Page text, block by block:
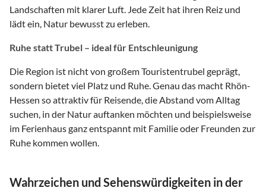
Landschaften mit klarer Luft. Jede Zeit hat ihren Reiz und
lädt ein, Natur bewusst zu erleben.
Ruhe statt Trubel – ideal für Entschleunigung
Die Region ist nicht von großem Touristentrubel geprägt,
sondern bietet viel Platz und Ruhe. Genau das macht Rhön-
Hessen so attraktiv für Reisende, die Abstand vom Alltag
suchen, in der Natur auftanken möchten und beispielsweise
im Ferienhaus ganz entspannt mit Familie oder Freunden zur
Ruhe kommen wollen.
Wahrzeichen und Sehenswürdigkeiten in der